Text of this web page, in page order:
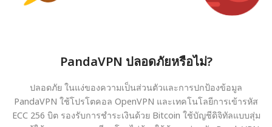
PandaVPN ปลอดภัยหรือไม่?
ปลอดภัย ในแง่ของความเป็นส่วนตัวและการปกป้องข้อมูล
PandaVPN ใช้โปรโตคอล OpenVPN และเทคโนโลยีการเข้ารหัส
ECC 256 บิต รองรับการชำระเงินด้วย Bitcoin ใช้บัญชีดิจิทัลแบบสุ่ม